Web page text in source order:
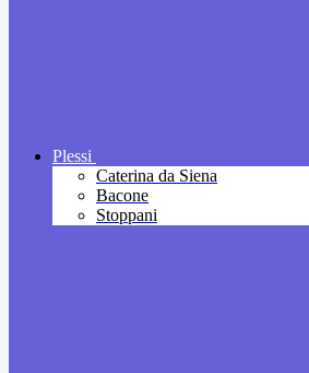
Plessi
Caterina da Siena
Bacone
Stoppani